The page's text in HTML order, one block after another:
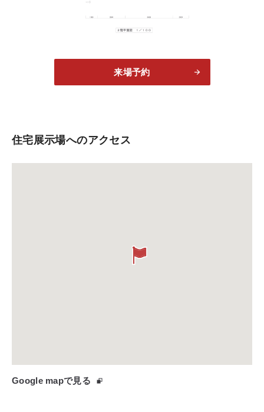
来場予約
住宅展示場へのアクセス
Google mapで見る